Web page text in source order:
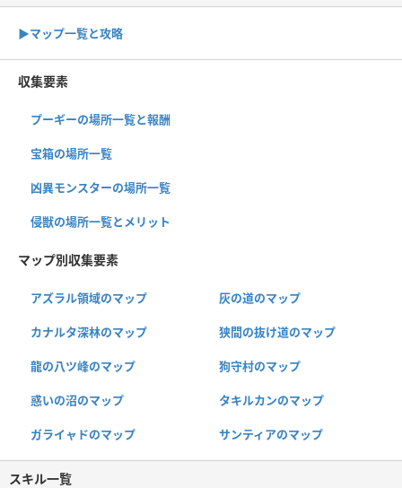
▶︎マップ一覧と攻略
収集要素
プーギーの場所一覧と報酬
宝箱の場所一覧
凶異モンスターの場所一覧
侵獣の場所一覧とメリット
マップ別収集要素
アズラル領域のマップ 灰の道のマップ
カナルタ深林のマップ 狭間の抜け道のマップ
龍の八ツ峰のマップ 狗守村のマップ
惑いの沼のマップ タキルカンのマップ
ガライャドのマップ サンティアのマップ
スキル一覧